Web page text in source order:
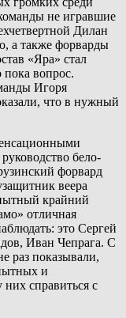
не игравшие
Дилан
а также форварды
«Яра» стал
пока вопрос.
Игоря
что в нужный
бело-
форвард
веера
крайний
отличная
это Сергей
Иван Чепрага. С
раз показывали,
и
справиться с